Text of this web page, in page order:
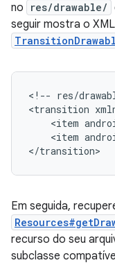
no
res/drawable/
seguir mostra o
<!-- res/
<transition
<item
<item
</transition>
Em seguida,
recurso do seu
subclasse